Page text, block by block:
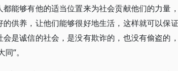
能够有他的适当位置来为社会贡献他们的力量
的供养，让他们能够很好地生活，这样就可以保
是诚信的社会，是没有欺诈的，也没有偷盗的
”。